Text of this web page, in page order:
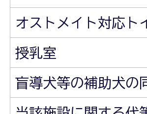
オストメイト対応ト
授乳室
盲導犬等の補助犬の